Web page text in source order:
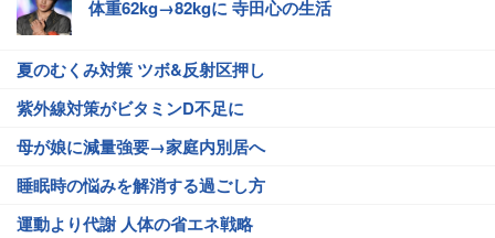
体重62kg→82kgに 寺田心の生活
夏のむくみ対策 ツボ&反射区押し
紫外線対策がビタミンD不足に
母が娘に減量強要→家庭内別居へ
睡眠時の悩みを解消する過ごし方
運動より代謝 人体の省エネ戦略